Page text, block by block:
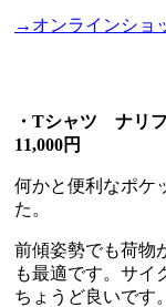
→オンラインショ
・Tシャツ ナリ
11,000円
何かと便利なポケ
た。
前傾姿勢でも荷物
も最適です。サイ
ちょうど良いです。